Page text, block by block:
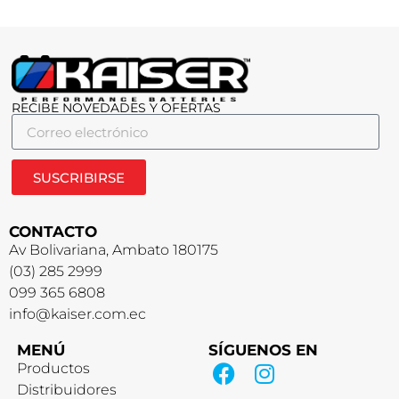
RECIBE NOVEDADES Y OFERTAS
SUSCRIBIRSE
CONTACTO
Av Bolivariana, Ambato 180175
(03) 285 2999
099 365 6808
info@kaiser.com.ec
MENÚ
Productos
Distribuidores
SÍGUENOS EN